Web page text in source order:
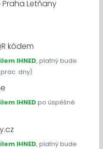
Letňany
kódem
IHNED, platný bude
dny)
IHNED po úspěšné
IHNED, platný bude